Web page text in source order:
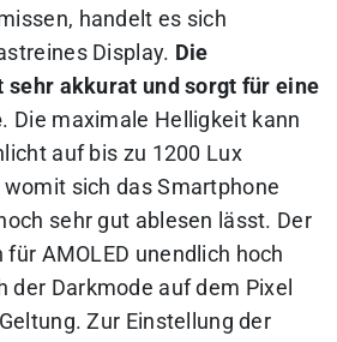
handelt es sich
Display. Die
sehr akkurat und sorgt für eine
. Die maximale Helligkeit kann
auf bis zu 1200 Lux
sich das Smartphone
sehr gut ablesen lässt. Der
AMOLED unendlich hoch
der Darkmode auf dem Pixel
Zur Einstellung der